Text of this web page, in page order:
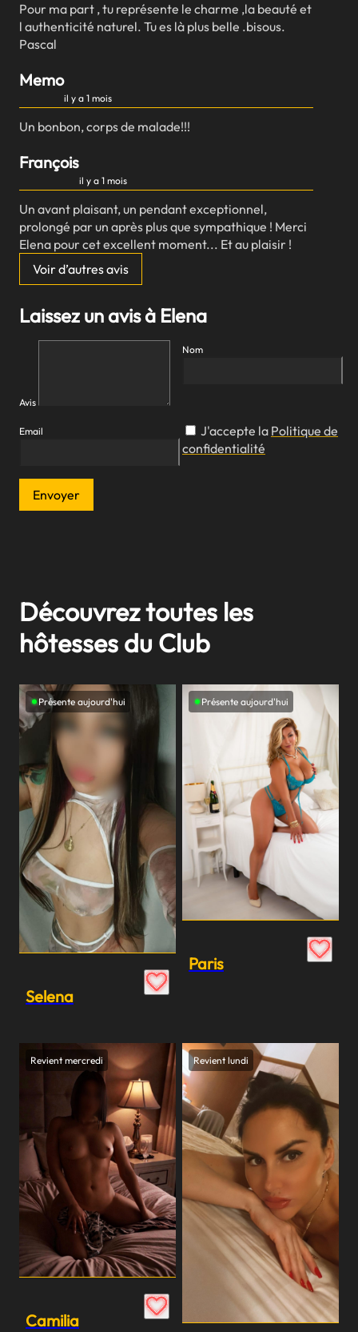
Pour ma part , tu représente le charme ,la beauté et
l authenticité naturel. Tu es là plus belle .bisous.
Pascal
Memo
il y a 1 mois
Un bonbon, corps de malade!!!
François
il y a 1 mois
Un avant plaisant, un pendant exceptionnel,
prolongé par un après plus que sympathique ! Merci
Elena pour cet excellent moment... Et au plaisir !
Voir d’autres avis
Laissez un avis à Elena
Avis
Nom
Email J'accepte la Politique de
confidentialité
Envoyer
Découvrez toutes les
hôtesses du Club
Présente aujourd'hui
Selena
Présente aujourd'hui
Paris
Revient mercredi
Camilia
Revient lundi